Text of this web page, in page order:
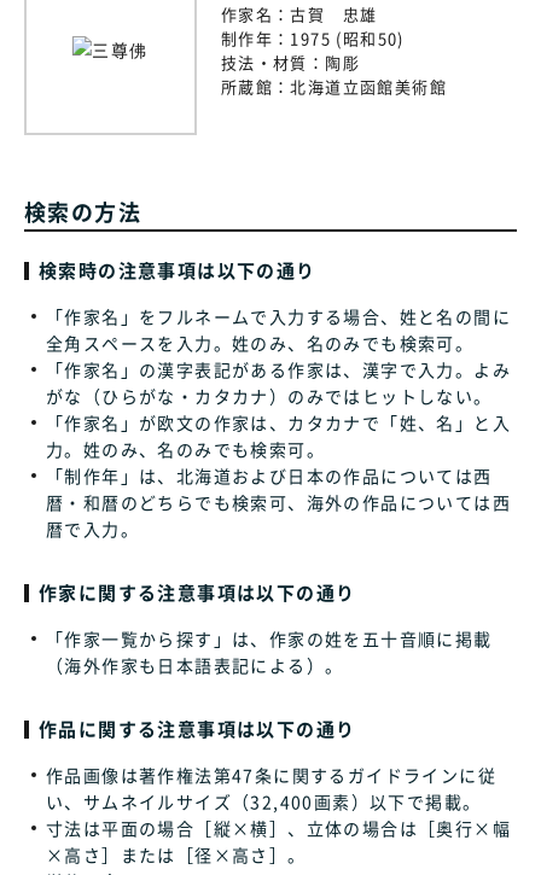
作家名：古賀 忠雄
制作年： 1975 (昭和50)
技法・材質： 陶彫
所蔵館： 北海道立函館美術館
検索の方法
検索時の注意事項は以下の通り
「作家名」をフルネームで入力する場合、姓と名の間に
全角スペースを入力。姓のみ、名のみでも検索可。
「作家名」の漢字表記がある作家は、漢字で入力。よみ
がな（ひらがな・カタカナ）のみではヒットしない。
「作家名」が欧文の作家は、カタカナで「姓、名」と入
力。姓のみ、名のみでも検索可。
「制作年」は、北海道および日本の作品については西
暦・和暦のどちらでも検索可、海外の作品については西
暦で入力。
作家に関する注意事項は以下の通り
「作家一覧から探す」は、作家の姓を五十音順に掲載
（海外作家も日本語表記による）。
作品に関する注意事項は以下の通り
作品画像は著作権法第47条に関するガイドラインに従
い、サムネイルサイズ（32,400画素）以下で掲載。
寸法は平面の場合［縦×横］、立体の場合は［奥行×幅
×高さ］または［径×高さ］。